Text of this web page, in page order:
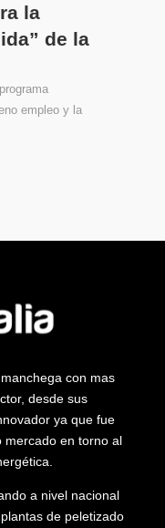
la
de la
empleo y la
con mas
desde sus
ya que fue
mercado en torno al
a nivel nacional
de peletizado